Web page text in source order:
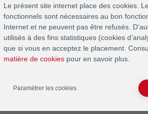
Le présent site internet place des cookies.
fonctionnels sont nécessaires au bon
Internet et ne peuvent pas être refusés.
utilisés à des fins statistiques (cookies
que si vous en acceptez le placement.
matière de cookies pour en savoir plus.
Paramétrer les cookies